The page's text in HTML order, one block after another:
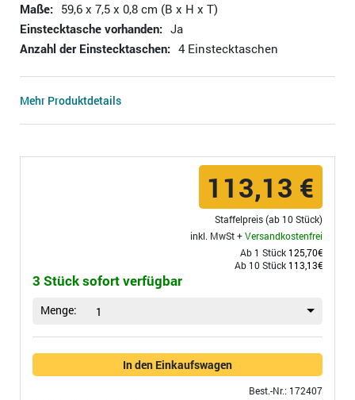
Maße: 59,6 x 7,5 x 0,8 cm (B x H x T)
Einstecktasche vorhanden: Ja
Anzahl der Einstecktaschen: 4 Einstecktaschen
Mehr Produktdetails
113,13 €
Staffelpreis (ab 10 Stück)
inkl. MwSt +Versandkostenfrei
Ab 1 Stück 125,70€
Ab 10 Stück 113,13€
3 Stück sofort verfügbar
Menge: 1
In den Einkaufswagen
Best.-Nr.: 172407